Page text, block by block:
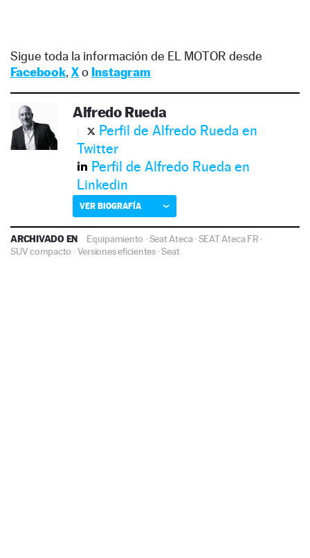
Sigue toda la información de EL MOTOR desde
Facebook, Xo Instagram
Alfredo Rueda
Perfil de Alfredo Rueda en
Twitter
Perfil de Alfredo Rueda en
Linkedin
VER BIOGRAFÍA
ARCHIVADO EN Equipamiento ·Seat Ateca·SEAT Ateca FR ·
SUV compacto ·Versiones eficientes·Seat